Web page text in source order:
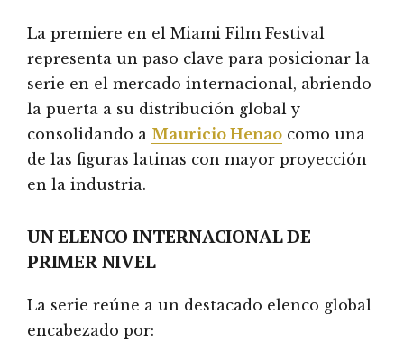
La premiere en el Miami Film Festival
representa un paso clave para posicionar la
serie en el mercado internacional, abriendo
la puerta a su distribución global y
consolidando a Mauricio Henao como una
de las figuras latinas con mayor proyección
en la industria.
UN ELENCO INTERNACIONAL DE
PRIMER NIVEL
La serie reúne a un destacado elenco global
encabezado por: